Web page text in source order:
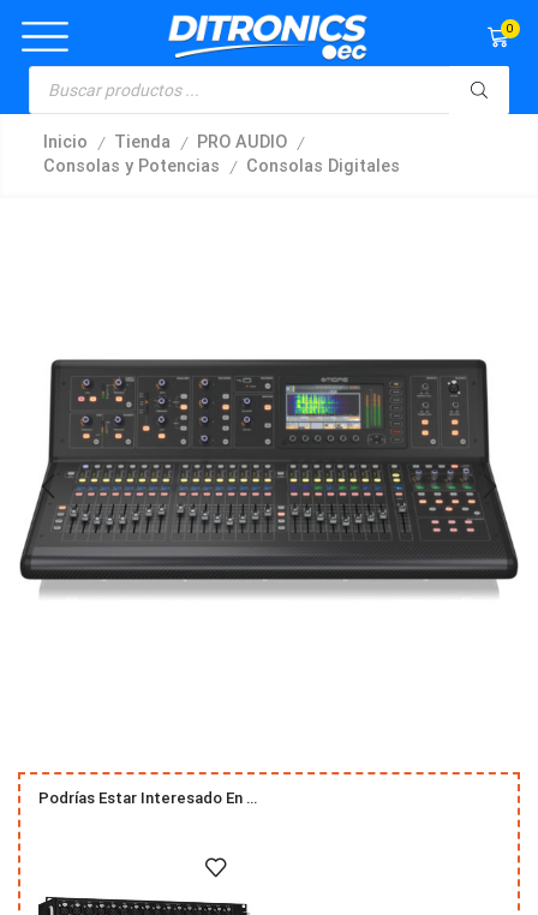
0
Inicio / Tienda / PRO AUDIO /
Consolas y Potencias / Consolas Digitales
Podrías Estar Interesado En …